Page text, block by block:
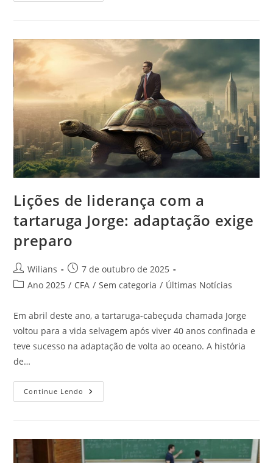
Ajude
A
Fortalecer
Administração
Lições de liderança com a
tartaruga Jorge: adaptação exige
preparo
Autor
do
Wilians
Post
publicado:
7 de outubro de 2025
Categoria
Ano 2025 / CFA / Sem categoria / Últimas Notícias
Em abril deste ano, a tartaruga-cabeçuda chamada Jorge
voltou para a vida selvagem após viver 40 anos confinada e
teve sucesso na adaptação de volta ao oceano. A história
de…
Continue Lendo Lições
De
Jorge:
Adaptação
Exige